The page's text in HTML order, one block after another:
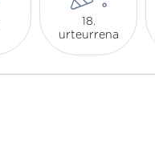
18.
urteurrena